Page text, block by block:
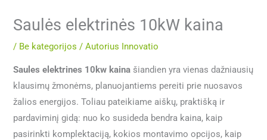
Saulės elektrinės 10kW kaina
/ Be kategorijos / Autorius Innovatio
Saules elektrines 10kw kaina šiandien yra vienas dažniausių
klausimų žmonėms, planuojantiems pereiti prie nuosavos
žalios energijos. Toliau pateikiame aiškų, praktišką ir
pardaviminį gidą: nuo ko susideda bendra kaina, kaip
pasirinkti komplektaciją, kokios montavimo opcijos, kaip